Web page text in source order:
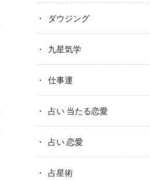
ダウジング
九星気学
仕事運
占い 当たる恋愛
占い 恋愛
占星術